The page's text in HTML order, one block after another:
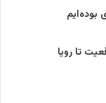
بوده‌ایم
تا رویا